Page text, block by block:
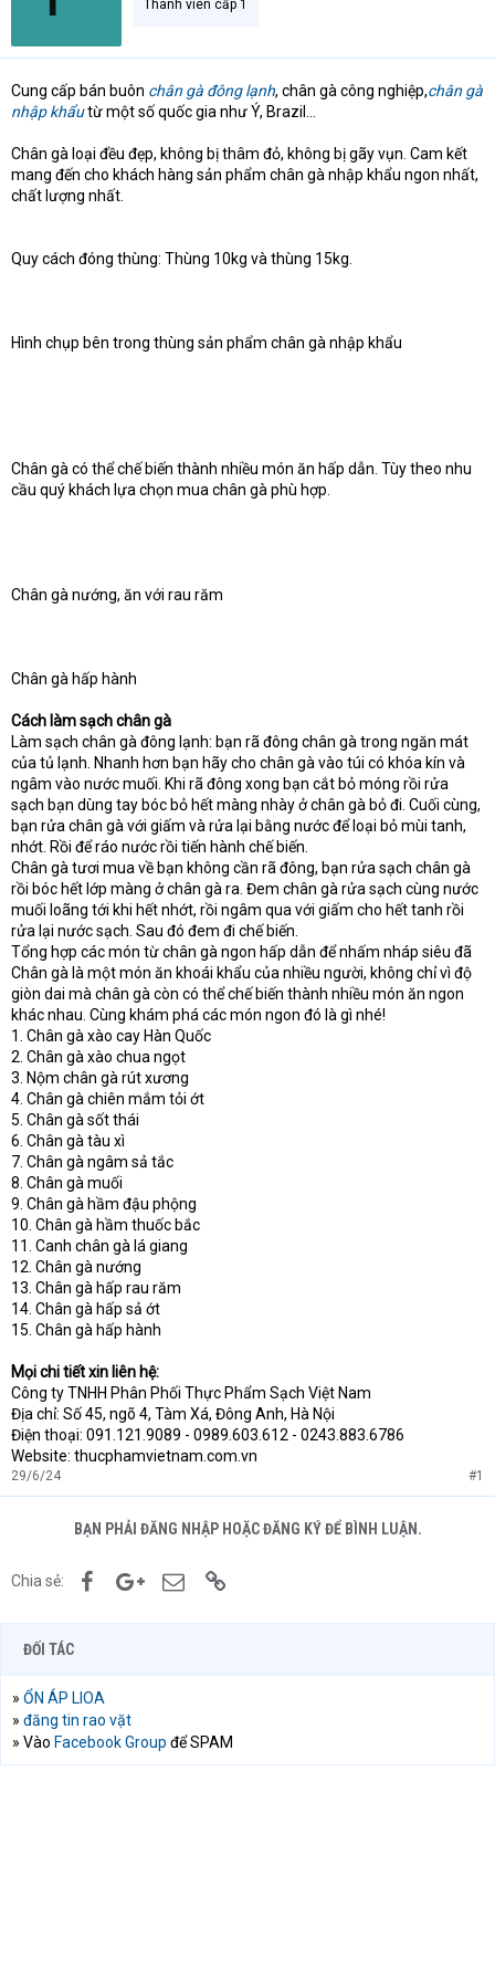
Thành viên cấp 1
Cung cấp bán buôn chân gà đông lạnh, chân gà công nghiệp,chân gà
nhập khẩutừ một số quốc gia như Ý, Brazil...
Chân gà loại đều đẹp, không bị thâm đỏ, không bị gãy vụn. Cam kết
mang đến cho khách hàng sản phẩm chân gà nhập khẩu ngon nhất,
chất lượng nhất.
Quy cách đóng thùng: Thùng 10kg và thùng 15kg.
Hình chụp bên trong thùng sản phẩm chân gà nhập khẩu
Chân gà có thể chế biến thành nhiều món ăn hấp dẫn. Tùy theo nhu
cầu quý khách lựa chọn mua chân gà phù hợp.
Chân gà nướng, ăn với rau răm
Chân gà hấp hành
Cách làm sạch chân gà
Làm sạch chân gà đông lạnh: bạn rã đông chân gà trong ngăn mát
của tủ lạnh. Nhanh hơn bạn hãy cho chân gà vào túi có khóa kín và
ngâm vào nước muối. Khi rã đông xong bạn cắt bỏ móng rồi rửa
sạch bạn dùng tay bóc bỏ hết màng nhày ở chân gà bỏ đi. Cuối cùng,
bạn rửa chân gà với giấm và rửa lại bằng nước để loại bỏ mùi tanh,
nhớt. Rồi để ráo nước rồi tiến hành chế biến.
Chân gà tươi mua về bạn không cần rã đông, bạn rửa sạch chân gà
rồi bóc hết lớp màng ở chân gà ra. Đem chân gà rửa sạch cùng nước
muối loãng tới khi hết nhớt, rồi ngâm qua với giấm cho hết tanh rồi
rửa lại nước sạch. Sau đó đem đi chế biến.
Tổng hợp các món từ chân gà ngon hấp dẫn để nhấm nháp siêu đã
Chân gà là một món ăn khoái khẩu của nhiều người, không chỉ vì độ
giòn dai mà chân gà còn có thể chế biến thành nhiều món ăn ngon
khác nhau. Cùng khám phá các món ngon đó là gì nhé!
1. Chân gà xào cay Hàn Quốc
2. Chân gà xào chua ngọt
3. Nộm chân gà rút xương
4. Chân gà chiên mắm tỏi ớt
5. Chân gà sốt thái
6. Chân gà tàu xì
7. Chân gà ngâm sả tắc
8. Chân gà muối
9. Chân gà hầm đậu phộng
10. Chân gà hầm thuốc bắc
11. Canh chân gà lá giang
12. Chân gà nướng
13. Chân gà hấp rau răm
14. Chân gà hấp sả ớt
15. Chân gà hấp hành
Mọi chi tiết xin liên hệ:
Công ty TNHH Phân Phối Thực Phẩm Sạch Việt Nam
Địa chỉ: Số 45, ngõ 4, Tàm Xá, Đông Anh, Hà Nội
Điện thoại: 091.121.9089 - 0989.603.612 - 0243.883.6786
Website: thucphamvietnam.com.vn
29/6/24 #1
BẠN PHẢI ĐĂNG NHẬP HOẶC ĐĂNG KÝ ĐỂ BÌNH LUẬN.
Chia sẻ: FacebookGoogle+Email
ĐỐI TÁC
» ỔN ÁP LIOA
» đăng tin rao vặt
» Vào Facebook Group để SPAM